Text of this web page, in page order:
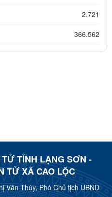
2.721
366.562
TỈNH LẠNG SƠN -
TỬ XÃ CAO LỘC
Vân Thúy, Phó Chủ tịch UBND